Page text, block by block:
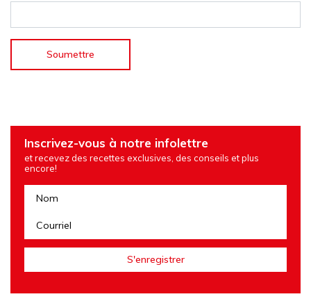
Inscrivez-vous à notre infolettre
et recevez des recettes exclusives, des conseils et plus
encore!